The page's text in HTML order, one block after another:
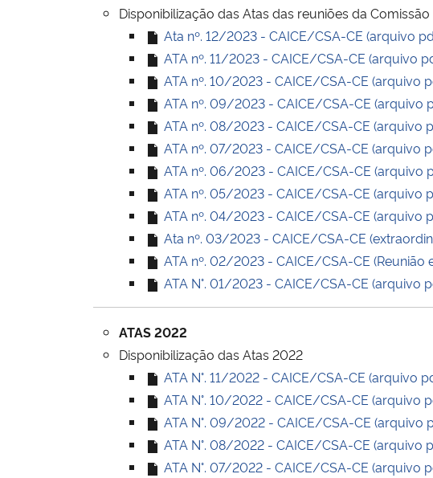
Disponibilização das Atas das reuniões da
Ata nº. 12/2023 - CAICE/CSA-CE (arquivo
ATA nº. 11/2023 - CAICE/CSA-CE (arquivo
ATA nº. 10/2023 - CAICE/CSA-CE (arquivo
ATA nº. 09/2023 - CAICE/CSA-CE (arquivo
ATA nº. 08/2023 - CAICE/CSA-CE (arquivo
ATA nº. 07/2023 - CAICE/CSA-CE (arquivo
ATA nº. 06/2023 - CAICE/CSA-CE (arquivo
ATA nº. 05/2023 - CAICE/CSA-CE (arquivo
ATA nº. 04/2023 - CAICE/CSA-CE (arquivo
Ata nº. 03/2023 - CAICE/CSA-CE
ATA nº. 02/2023 - CAICE/CSA-CE (Reunião
ATA N°. 01/2023 - CAICE/CSA-CE (arquivo
ATAS 2022
Disponibilização das Atas 2022
ATA N°. 11/2022 - CAICE/CSA-CE (arquivo
ATA N°. 10/2022 - CAICE/CSA-CE (arquivo
ATA N°. 09/2022 - CAICE/CSA-CE (arquivo
ATA N°. 08/2022 - CAICE/CSA-CE (arquivo
ATA N°. 07/2022 - CAICE/CSA-CE (arquivo